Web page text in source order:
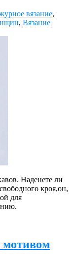
вязание,
, Вязание
Наденете ли
кроя,он,
для
мотивом